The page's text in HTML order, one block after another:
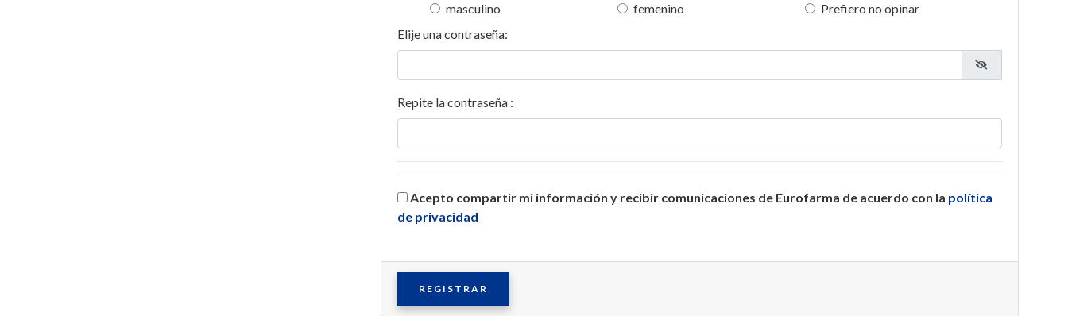
masculino
femenino
Prefiero no opinar
Elije una contraseña:
Repite la contraseña :
Acepto compartir mi información y recibir comunicaciones de Eurofarma de acuerdo con la política
de privacidad
REGISTRAR